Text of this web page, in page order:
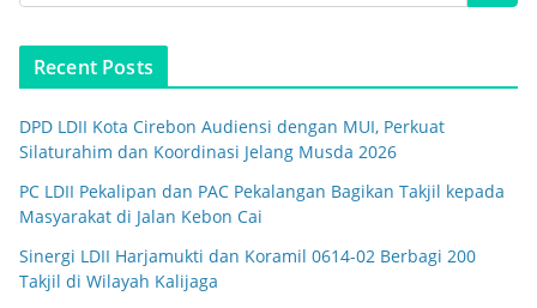
Recent Posts
DPD LDII Kota Cirebon Audiensi dengan MUI, Perkuat
Silaturahim dan Koordinasi Jelang Musda 2026
PC LDII Pekalipan dan PAC Pekalangan Bagikan Takjil kepada
Masyarakat di Jalan Kebon Cai
Sinergi LDII Harjamukti dan Koramil 0614-02 Berbagi 200
Takjil di Wilayah Kalijaga